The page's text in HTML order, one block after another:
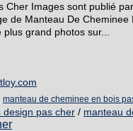
Cher Images sont publié
de Manteau De
grand photos sur...
manteau de cheminee en bois
design pas cher / manteau